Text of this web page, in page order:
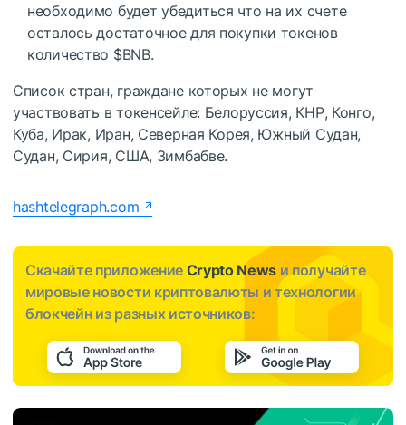
необходимо будет убедиться что на их счете
осталось достаточное для покупки токенов
количество $BNB.
Список стран, граждане которых не могут
участвовать в токенсейле: Белоруссия, КНР, Конго,
Куба, Ирак, Иран, Северная Корея, Южный Судан,
Судан, Сирия, США, Зимбабве.
hashtelegraph.com
Скачайте приложение Crypto News и получайте
мировые новости криптовалюты и технологии
блокчейн из разных источников: